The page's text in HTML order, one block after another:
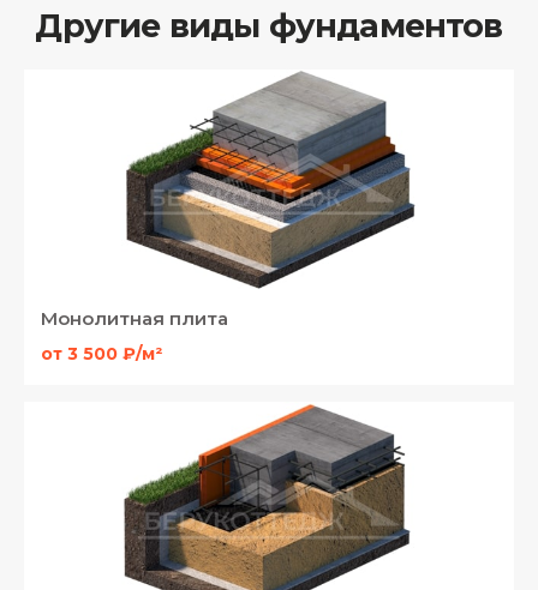
Другие виды фундаментов
Монолитная плита
от 3 500 ₽/м²